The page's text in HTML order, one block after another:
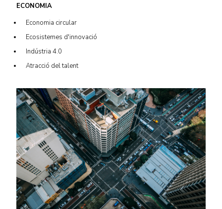
ECONOMIA
Economia circular
Ecosistemes d'innovació
Indústria 4.0
Atracció del talent